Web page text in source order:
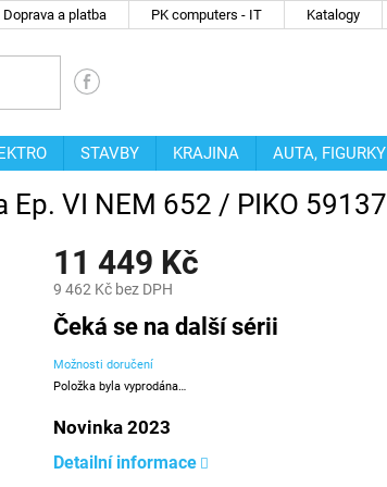
Doprava a platba PK computers - IT Katalogy
STAVBY KRAJINA AUTA, FIGURKY
Ep. VI NEM 652 / PIKO 59137
11 449 Kč
9 462 Kč bez DPH
Měrná
cena:
Čeká se na další sérii
Možnosti doručení
Položka byla vyprodána…
Novinka 2023
Detailní informace